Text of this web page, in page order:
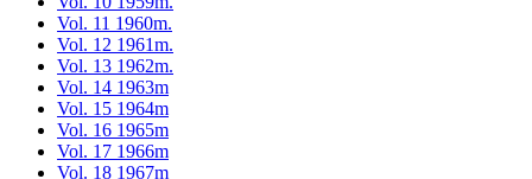
Vol. 11 1960m.
Vol. 12 1961m.
Vol. 13 1962m.
Vol. 14 1963m
Vol. 15 1964m
Vol. 16 1965m
Vol. 17 1966m
Vol. 18 1967m